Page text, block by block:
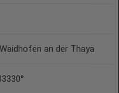
an der Thaya